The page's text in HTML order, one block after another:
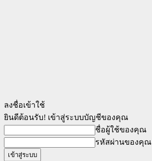
ลงชื่อเข้าใช้
ยินดีต้อนรับ! เข้าสู่ระบบบัญชีของคุณ
ชื่อผู้ใช้ของคุณ
รหัสผ่านของคุณ